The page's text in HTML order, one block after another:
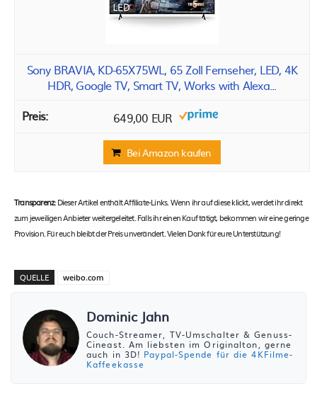
Sony BRAVIA, KD-65X75WL, 65 Zoll Fernseher, LED, 4K
HDR, Google TV, Smart TV, Works with Alexa...
649,00 EUR
Bei Amazon kaufen
Transparenz:Dieser Artikel enthält Affiliate-Links. Wenn ihr auf diese klickt, werdet ihr direkt
zum jeweiligen Anbieter weitergeleitet. Falls ihr einen Kauf tätigt, bekommen wir eine geringe
Provision. Für euch bleibt der Preis unverändert. Vielen Dank für eure Unterstützung!
QUELLE weibo.com
Dominic Jahn
Couch-Streamer, TV-Umschalter & Genuss-
Cineast. Am liebsten im Originalton, gerne
auch in 3D! Paypal-Spende für die 4KFilme-
Kaffeekasse